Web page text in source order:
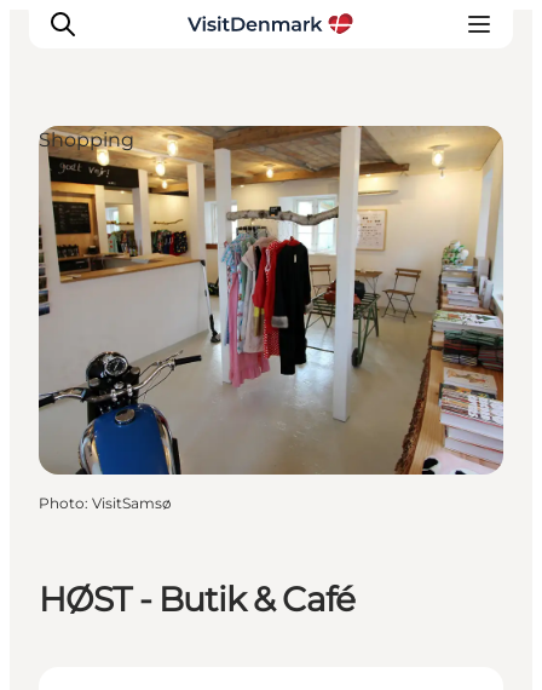
Inspirations
Destinations
Quoi faire
Hébergements
Planifiez votre voyage
HØST - Butik & Café
Shopping
Photo: VisitSamsø